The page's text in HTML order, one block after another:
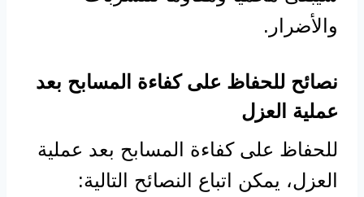
والأضرار.
نصائح للحفاظ على كفاءة المسابح بعد
عملية العزل
للحفاظ على كفاءة المسابح بعد عملية
العزل، يمكن اتباع النصائح التالية: